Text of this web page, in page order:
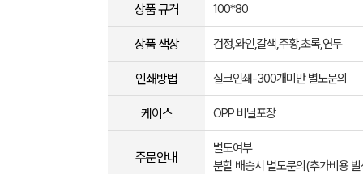
상품 규격 100*80
상품 색상 검정,와인,갈색,주황,초록,연두
인쇄방법 실크인쇄-300개미만 별도문의
케이스 OPP 비닐포장
주문안내
별도여부
분할 배송시 별도문의(추가비용